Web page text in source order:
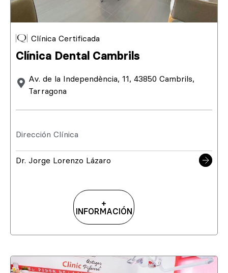
Clínica Certificada
Clínica Dental Cambrils
Av. de la Independència, 11, 43850 Cambrils,
Tarragona
Dirección Clínica
Dr. Jorge Lorenzo Lázaro
+
INFORMACIÓN